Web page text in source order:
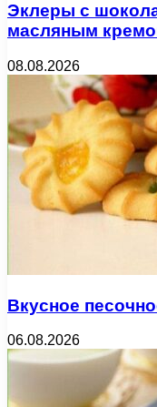
Эклеры с
масляным
08.08.2026
Вкусное
06.08.2026